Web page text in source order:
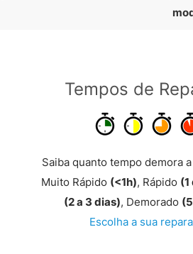
Tempos de
Saiba quanto tempo demora
Muito Rápido (<1h), Rápido (1
(2 a 3 dias), Demorado
Escolha a sua